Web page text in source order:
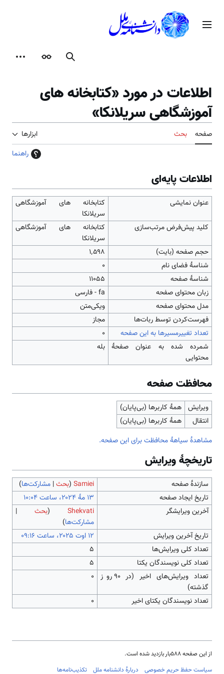
محتوامنوی اصلی
جستجوظاهر
اطلاعات در مورد «کتابخانه های
آموزشگاهی سریلانکا»
صفحه بحث
ابزارها
راهنما
اطلاعات پایه‌ای
عنوان نمایشی
کتابخانه های آموزشگاهی
سریلانکا
کلید پیش‌فرض مرتب‌سازی
کتابخانه های آموزشگاهی
سریلانکا
حجم صفحه (بایت)
۱٬۵۹۸
شناسهٔ فضای نام
0
شناسهٔ صفحه
11055
زبان محتوای صفحه
fa - فارسی
مدل محتوای صفحه
ویکی‌متن
‌فهرست‌کردن توسط ربات‌ها
مجاز
تعداد تغییرمسیرها به این صفحه
۰
شمرده شده به عنوان صفحهٔ
محتوایی
بله
محافظت صفحه
ویرایش
همهٔ کاربرها (بی‌پایان)
انتقال
همهٔ کاربرها (بی‌پایان)
مشاهدۀ سیاهۀ محافظت برای این صفحه.
تاریخچۀ ویرایش
سازندۀ صفحه Samiei
(بحث| مشارکت‌ها)
تاریخ ایجاد صفحه
آخرین ویرایشگر
Shekvati
(بحث |
مشارکت‌ها)
تاریخ آخرین ویرایش
تعداد کلی ویرایش‌ها
۵
تعداد کلی نویسندگان یکتا
۵
تعداد ویرایش‌های اخیر (در ۹۰ روز
گذشته)
۰
تعداد نویسندگان یکتای اخیر ۰
از این صفحه ۵۸۸بار بازدید شده است.
سیاست حفظ حریم خصوصی
دربارهٔ دانشنامه ملل تکذیب‌نامه‌ها